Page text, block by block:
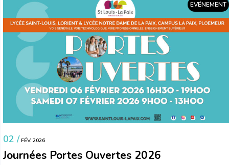
EVÉNEMENT
02 / FÉV. 2026
Journées Portes Ouvertes 2026